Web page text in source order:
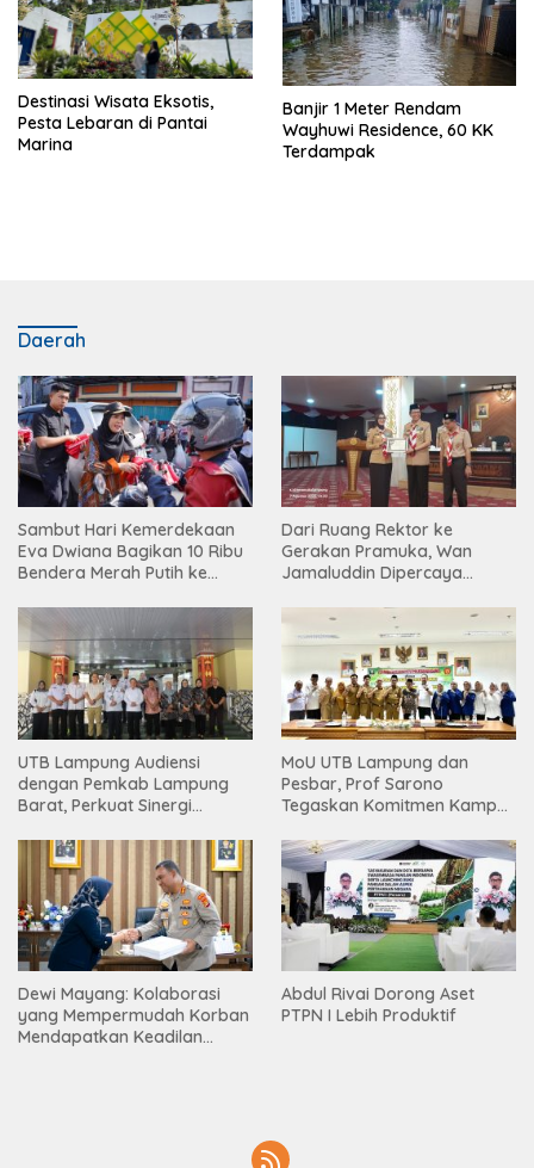
Destinasi Wisata Eksotis,
Pesta Lebaran di Pantai
Marina
Banjir 1 Meter Rendam
Wayhuwi Residence, 60 KK
Terdampak
Daerah
Sambut Hari Kemerdekaan
Eva Dwiana Bagikan 10 Ribu
Bendera Merah Putih ke
Dari Ruang Rektor ke
Gerakan Pramuka, Wan
Jamaluddin Dipercaya
UTB Lampung Audiensi
dengan Pemkab Lampung
Barat, Perkuat Sinergi
Tinggi
MoU UTB Lampung dan
Pesbar, Prof Sarono
Tegaskan Komitmen Kampus
Masyarakat
Dewi Mayang: Kolaborasi
yang Mempermudah Korban
Mendapatkan Keadilan
Abdul Rivai Dorong Aset
PTPN I Lebih Produktif